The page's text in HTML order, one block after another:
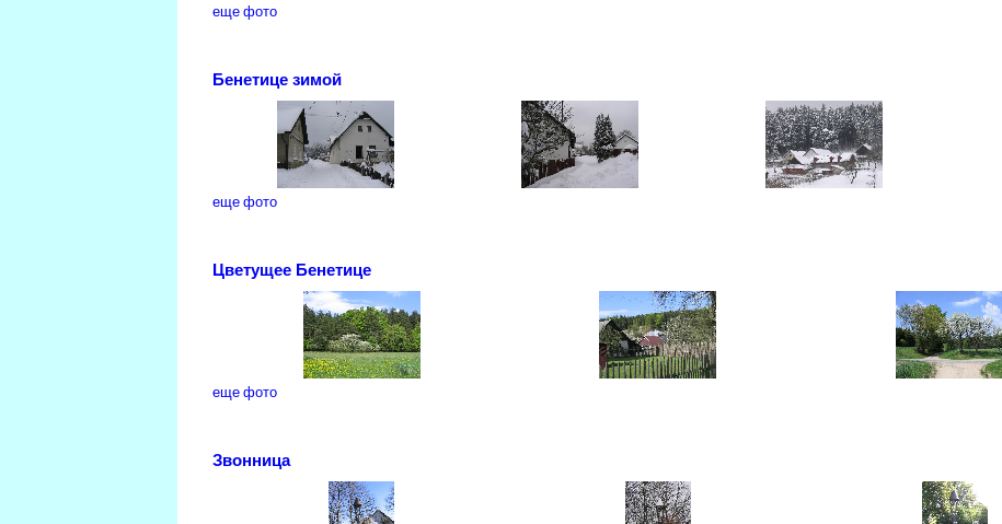
еще фото
Бенетице зимой
еще фото
Цветущее Бенетице
еще фото
Звонница